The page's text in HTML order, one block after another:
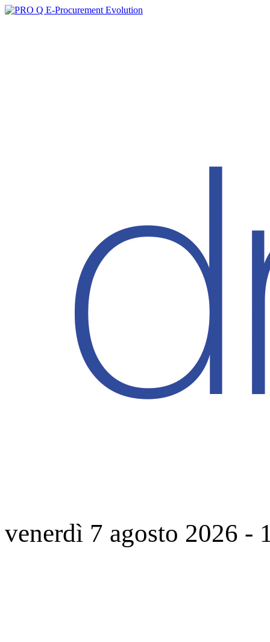
venerdì 7 agosto 2026 -